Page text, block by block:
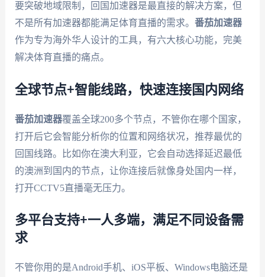
要突破地域限制，回国加速器是最直接的解决方案，但
不是所有加速器都能满足体育直播的需求。 番茄加速器
作为专为海外华人设计的工具，有六大核心功能，完美
解决体育直播的痛点。
全球节点+智能线路，快速连接国内网络
番茄加速器覆盖全球200多个节点，不管你在哪个国家，
打开后它会智能分析你的位置和网络状况，推荐最优的
回国线路。比如你在澳大利亚，它会自动选择延迟最低
的澳洲到国内的节点，让你连接后就像身处国内一样，
打开CCTV5直播毫无压力。
多平台支持+一人多端，满足不同设备需
求
不管你用的是Android手机、iOS平板、Windows电脑还是